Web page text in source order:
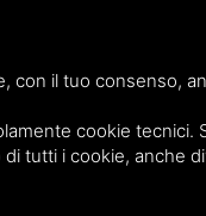
con il tuo consenso,
cookie tecnici.
tutti i cookie, anche